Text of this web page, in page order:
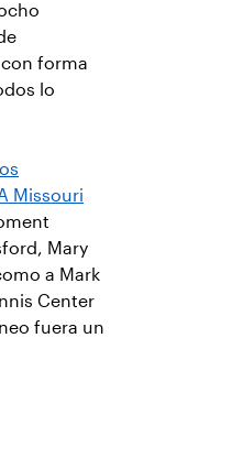
forma
lo
los
Missouri
Mary
a Mark
Center
fuera un